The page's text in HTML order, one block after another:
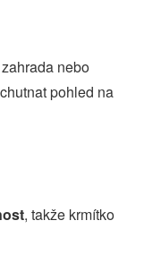
nebo
pohled na
, takže krmítko